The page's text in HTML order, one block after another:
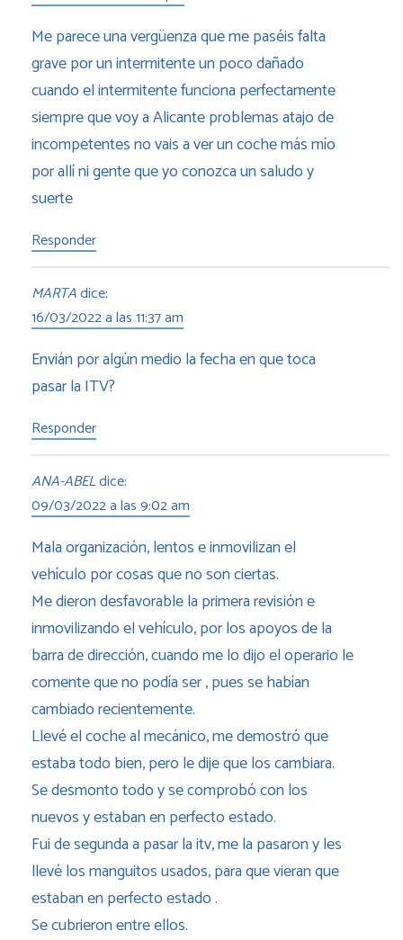
Me parece una vergüenza que me paséis falta
grave por un intermitente un poco dañado
cuando el intermitente funciona perfectamente
siempre que voy a Alicante problemas atajo de
incompetentes no vais a ver un coche más mío
por allí ni gente que yo conozca un saludo y
suerte
Responder
MARTAdice:
16/03/2022 a las 11:37 am
Envián por algún medio la fecha en que toca
pasar la ITV?
Responder
ANA-ABELdice:
09/03/2022 a las 9:02 am
Mala organización, lentos e inmovilizan el
vehículo por cosas que no son ciertas.
Me dieron desfavorable la primera revisión e
inmovilizando el vehículo, por los apoyos de la
barra de dirección, cuando me lo dijo el operario le
comente que no podía ser , pues se habían
cambiado recientemente.
Llevé el coche al mecánico, me demostró que
estaba todo bien, pero le dije que los cambiara.
Se desmonto todo y se comprobó con los
nuevos y estaban en perfecto estado.
Fui de segunda a pasar la itv, me la pasaron y les
llevé los manguitos usados, para que vieran que
estaban en perfecto estado .
Se cubrieron entre ellos.